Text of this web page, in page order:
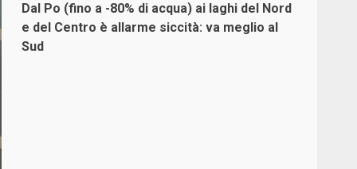
Dal Po (fino a -80% di acqua) ai laghi del Nord
e del Centro è allarme siccità: va meglio al
Sud